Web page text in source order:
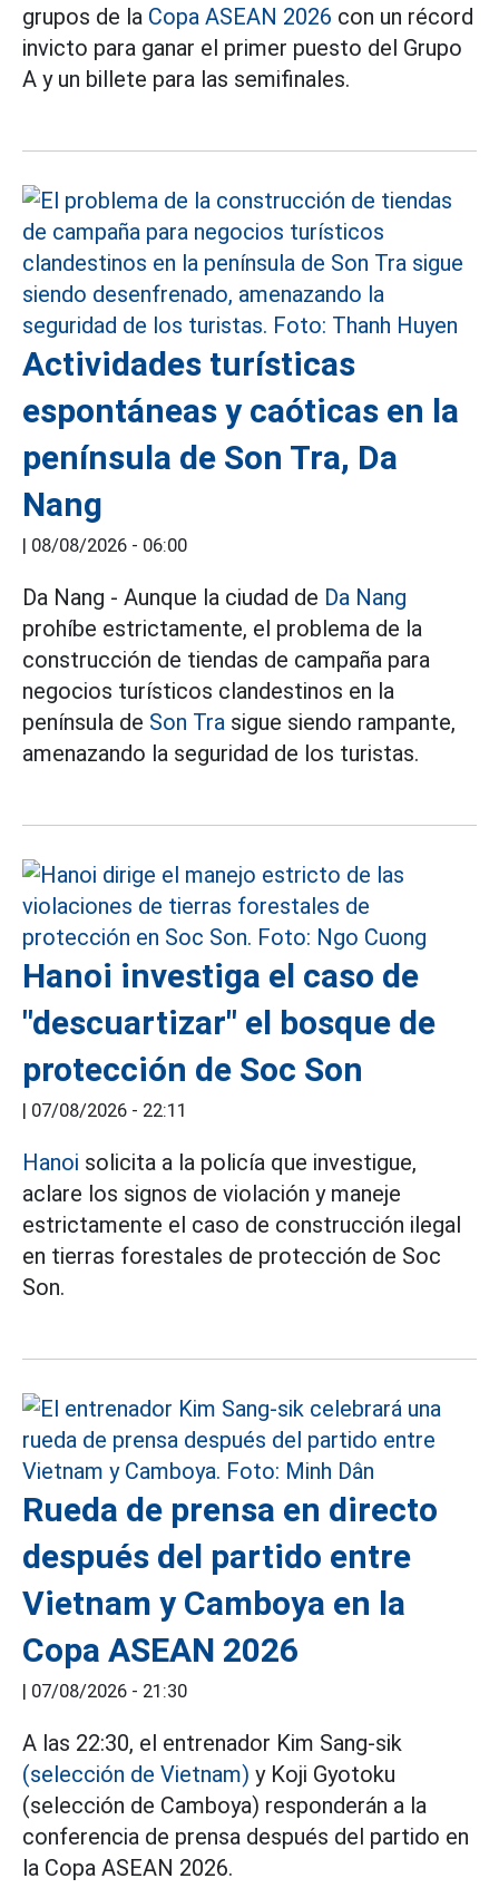
grupos de la Copa ASEAN 2026 con un récord
invicto para ganar el primer puesto del Grupo
A y un billete para las semifinales.
Actividades turísticas
espontáneas y caóticas en la
península de Son Tra, Da
Nang
| 08/08/2026 - 06:00
Da Nang - Aunque la ciudad de Da Nang
prohíbe estrictamente, el problema de la
construcción de tiendas de campaña para
negocios turísticos clandestinos en la
península de Son Tra sigue siendo rampante,
amenazando la seguridad de los turistas.
Hanoi investiga el caso de
"descuartizar" el bosque de
protección de Soc Son
| 07/08/2026 - 22:11
Hanoi solicita a la policía que investigue,
aclare los signos de violación y maneje
estrictamente el caso de construcción ilegal
en tierras forestales de protección de Soc
Son.
Rueda de prensa en directo
después del partido entre
Vietnam y Camboya en la
Copa ASEAN 2026
| 07/08/2026 - 21:30
A las 22:30, el entrenador Kim Sang-sik
(selección de Vietnam) y Koji Gyotoku
(selección de Camboya) responderán a la
conferencia de prensa después del partido en
la Copa ASEAN 2026.